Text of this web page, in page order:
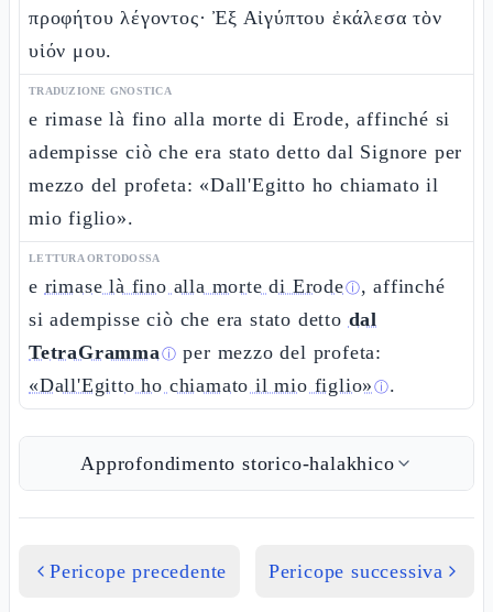
προφήτου λέγοντος· Ἐξ Αἰγύπτου ἐκάλεσα τὸν
υἱόν μου.
TRADUZIONE GNOSTICA
e rimase là fino alla morte di Erode, affinché si
adempisse ciò che era stato detto dal Signore per
mezzo del profeta: «Dall'Egitto ho chiamato il
mio figlio».
LETTURA ORTODOSSA
e rimase là fino alla morte di Erodeⓘ, affinché
si adempisse ciò che era stato detto dal
TetraGrammaⓘ per mezzo del profeta:
«Dall'Egitto ho chiamato il mio figlio» ⓘ.
Approfondimento storico-halakhico
Pericope precedente Pericope successiva